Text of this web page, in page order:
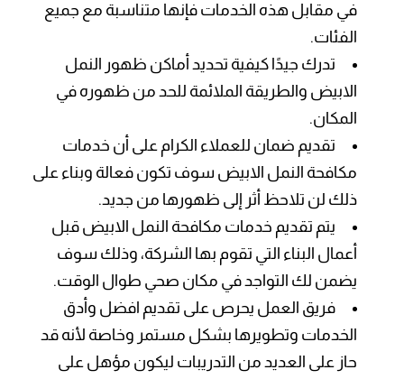
في مقابل هذه الخدمات فإنها متناسبة مع جميع
الفئات.
تدرك جيدًا كيفية تحديد أماكن ظهور النمل
الابيض والطريقة الملائمة للحد من ظهوره في
المكان.
تقديم ضمان للعملاء الكرام على أن خدمات
مكافحة النمل الابيض سوف تكون فعالة وبناء على
ذلك لن تلاحظ أثر إلى ظهورها من جديد.
يتم تقديم خدمات مكافحة النمل الابيض قبل
أعمال البناء التي تقوم بها الشركة، وذلك سوف
يضمن لك التواجد في مكان صحي طوال الوقت.
فريق العمل يحرص على تقديم افضل وأدق
الخدمات وتطويرها بشكل مستمر وخاصة لأنه قد
حاز على العديد من التدريبات ليكون مؤهل على